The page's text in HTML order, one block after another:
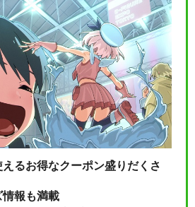
るお得なクーポン盛りだくさ
報も満載